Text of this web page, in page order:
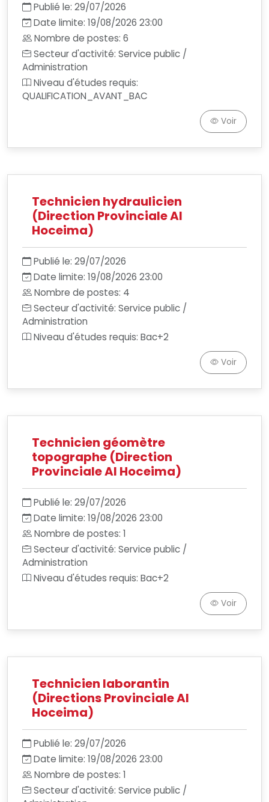
Publié le: 29/07/2026
Date limite: 19/08/2026 23:00
Nombre de postes: 6
Secteur d'activité: Service public /
Administration
Niveau d'études requis:
QUALIFICATION_AVANT_BAC
Voir
Technicien hydraulicien
(Direction Provinciale Al
Hoceima)
Publié le: 29/07/2026
Date limite: 19/08/2026 23:00
Nombre de postes: 4
Secteur d'activité: Service public /
Administration
Niveau d'études requis: Bac+2
Voir
Technicien géomètre
topographe (Direction
Provinciale Al Hoceima)
Publié le: 29/07/2026
Date limite: 19/08/2026 23:00
Nombre de postes: 1
Secteur d'activité: Service public /
Administration
Niveau d'études requis: Bac+2
Voir
Technicien laborantin
(Directions Provinciale Al
Hoceima)
Publié le: 29/07/2026
Date limite: 19/08/2026 23:00
Nombre de postes: 1
Secteur d'activité: Service public /